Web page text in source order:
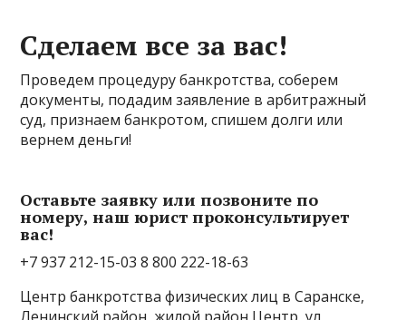
Сделаем все за вас!
Проведем процедуру банкротства, соберем
документы, подадим заявление в арбитражный
суд, признаем банкротом, спишем долги или
вернем деньги!
Оставьте заявку или позвоните по
номеру, наш юрист проконсультирует
вас!
+7 937 212-15-03 8 800 222-18-63
Центр банкротства физических лиц в Саранске,